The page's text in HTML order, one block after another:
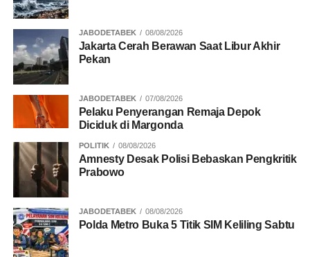
JABODETABEK 08/08/2026
Jakarta Cerah Berawan Saat Libur Akhir
Pekan
JABODETABEK 07/08/2026
Pelaku Penyerangan Remaja Depok
Diciduk di Margonda
POLITIK 08/08/2026
Amnesty Desak Polisi Bebaskan Pengkritik
Prabowo
JABODETABEK 08/08/2026
Polda Metro Buka 5 Titik SIM Keliling Sabtu